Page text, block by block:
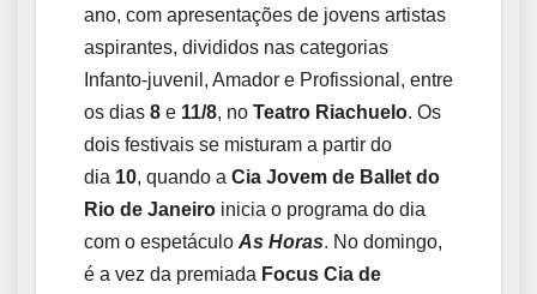
ano, com apresentações de jovens artistas
aspirantes, divididos nas categorias
Infanto-juvenil, Amador e Profissional, entre
os dias 8 e 11/8, no Teatro Riachuelo. Os
dois festivais se misturam a partir do
dia 10, quando a Cia Jovem de Ballet do
Rio de Janeiro inicia o programa do dia
com o espetáculo As Horas. No domingo,
é a vez da premiada Focus Cia de